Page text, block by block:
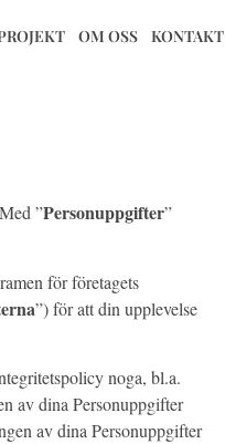
OM OSS KONTAKT
”Personuppgifter”
för företagets
”) för att din upplevelse
noga, bl.a.
av dina Personuppgifter
av dina Personuppgifter